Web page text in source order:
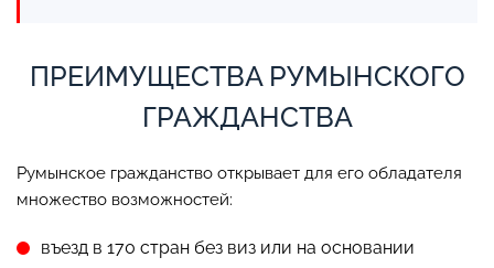
ПРЕИМУЩЕСТВА РУМЫНСКОГО
ГРАЖДАНСТВА
Румынское гражданство открывает для его обладателя
множество возможностей:
въезд в 170 стран без виз или на основании